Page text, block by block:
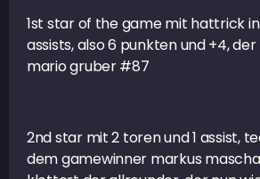
1st star of the game mit hattrick
assists, also 6 punkten und +4,
mario gruber #87
2nd star mit 2 toren und 1 assist,
dem gamewinner markus